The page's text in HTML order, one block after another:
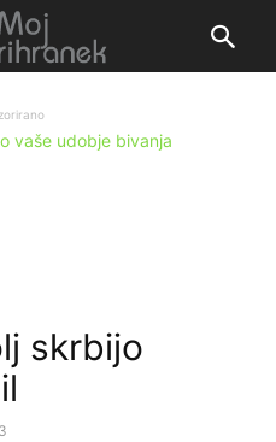
skrbijo